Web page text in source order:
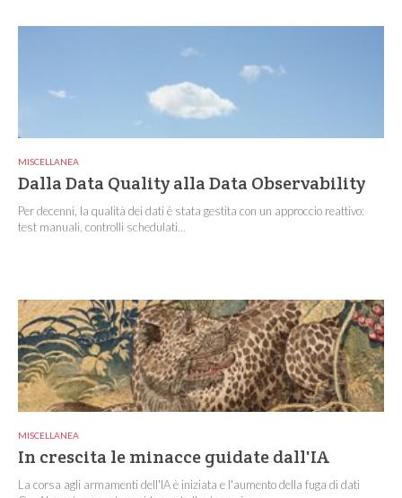
MISCELLANEA
Dalla Data Quality alla Data Observability
Per decenni, la qualità dei dati è stata gestita con un approccio reattivo:
test manuali, controlli schedulati...
MISCELLANEA
In crescita le minacce guidate dall'IA
La corsa agli armamenti dell'IA è iniziata e l'aumento della fuga di dati